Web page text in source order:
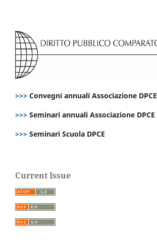
>>> Convegni annuali Associazione DPCE
>>> Seminari annuali Associazione DPCE
>>> Seminari Scuola DPCE
Current Issue